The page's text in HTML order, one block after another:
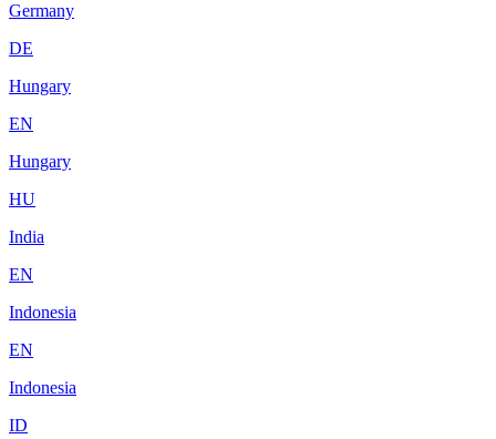
Germany
DE
Hungary
EN
Hungary
HU
India
EN
Indonesia
EN
Indonesia
ID